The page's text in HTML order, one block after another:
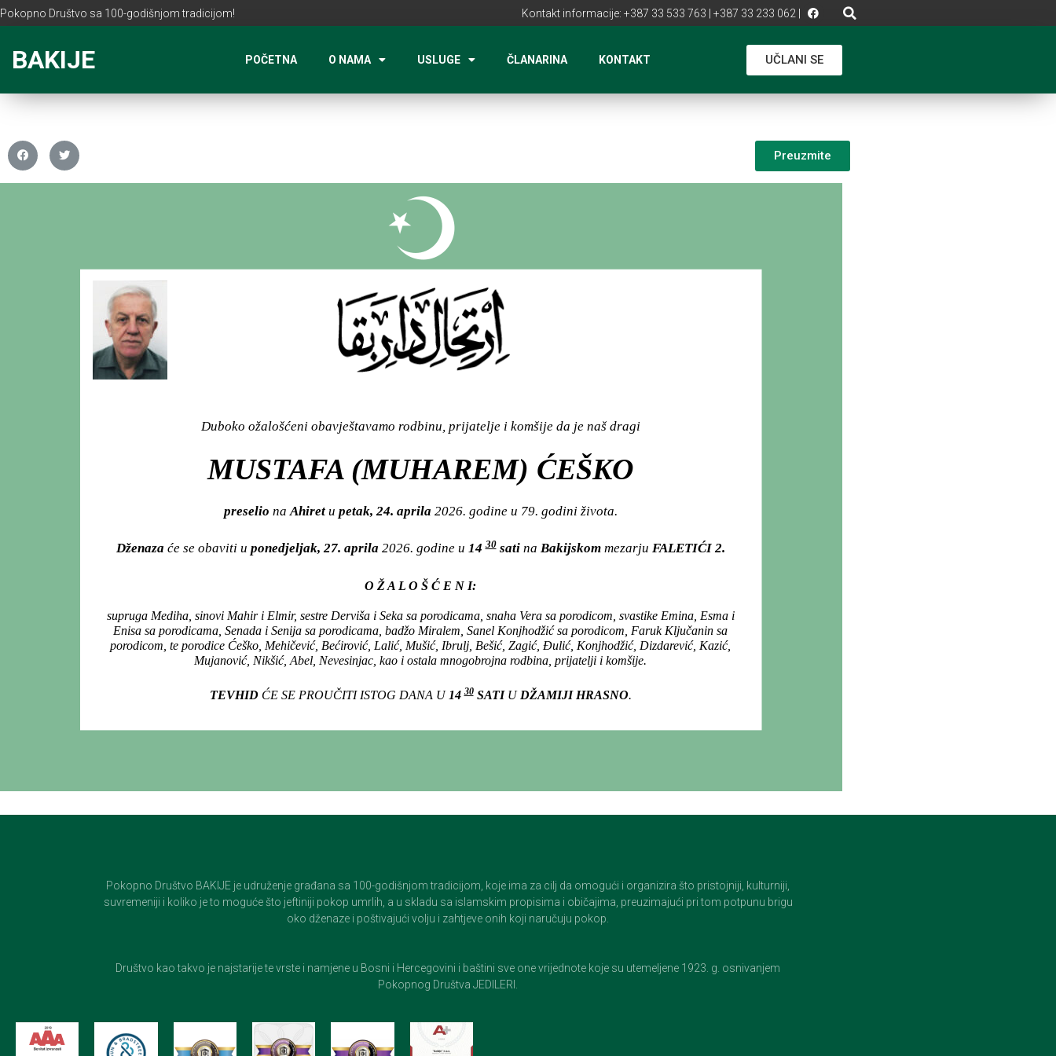
Pokopno Društvo sa 100-godišnjom tradicijom! Kontakt informacije: +387 33 533 763 | +387 33 233 062 |
BAKIJE POČETNA O NAMA USLUGE ČLANARINA KONTAKT UČLANI SE
Preuzmite
Duboko ožalošćeni obavještavamo rodbinu, prijatelje i komšije da je naš dragi
MUSTAFA (MUHAREM) ĆEŠKO
preselio naAhiretu petak, 24. aprila 2026. godine u 79. godini života.
Dženaza će se obaviti u ponedjeljak, 27. aprila 2026. godine u 1430satina Bakijskom mezarju FALETIĆI 2.
O Ž A L O Š Ć E N I:
supruga Mediha, sinovi Mahir i Elmir, sestre Derviša i Seka sa porodicama, snaha Vera sa porodicom, svastike Emina, Esma i
Enisa sa porodicama, Senada i Senija sa porodicama, badžo Miralem, Sanel Konjhodžić sa porodicom, Faruk Ključanin sa
porodicom, te porodice Ćeško, Mehičević, Bećirović, Lalić, Mušić, Ibrulj, Bešić, Zagić, Đulić, Konjhodžić, Dizdarević, Kazić,
Mujanović, Nikšić, Abel, Nevesinjac, kao i ostala mnogobrojna rodbina, prijatelji i komšije.
TEVHID ĆE SE PROUČITI ISTOG DANA U 1430SATIU DŽAMIJI HRASNO.
Pokopno Društvo BAKIJE je udruženje građana sa 100-godišnjom tradicijom, koje ima za cilj da omogući i organizira što pristojniji, kulturniji,
suvremeniji i koliko je to moguće što jeftiniji pokop umrlih, a u skladu sa islamskim propisima i običajima, preuzimajući pri tom potpunu brigu
oko dženaze i poštivajući volju i zahtjeve onih koji naručuju pokop.
Društvo kao takvo je najstarije te vrste i namjene u Bosni i Hercegovini i baštini sve one vrijednote koje su utemeljene 1923. g. osnivanjem
Pokopnog Društva JEDILERI.